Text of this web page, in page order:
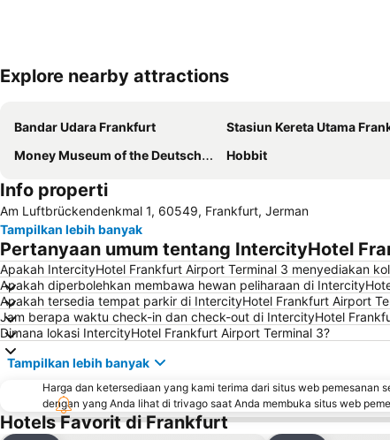
Explore nearby attractions
Bandar Udara Frankfurt Stasiun Kereta Utama
Money Museum of the Deutsche Bundesbank
Hobbit
Info properti
Am Luftbrückendenkmal 1, 60549, Frankfurt, Jerman
Tampilkan lebih banyak
Pertanyaan umum tentang IntercityHotel
Apakah IntercityHotel Frankfurt Airport Terminal 3 menyediakan
Apakah diperbolehkan membawa hewan peliharaan di
Apakah tersedia tempat parkir di IntercityHotel Frankfurt Airport
Jam berapa waktu check-in dan check-out di IntercityHotel
Dimana lokasi IntercityHotel Frankfurt Airport Terminal 3?
Tampilkan lebih banyak
Harga dan ketersediaan yang kami terima dari situs web pemesanan
dengan yang Anda lihat di trivago saat Anda membuka situs web
Hotels Favorit di Frankfurt